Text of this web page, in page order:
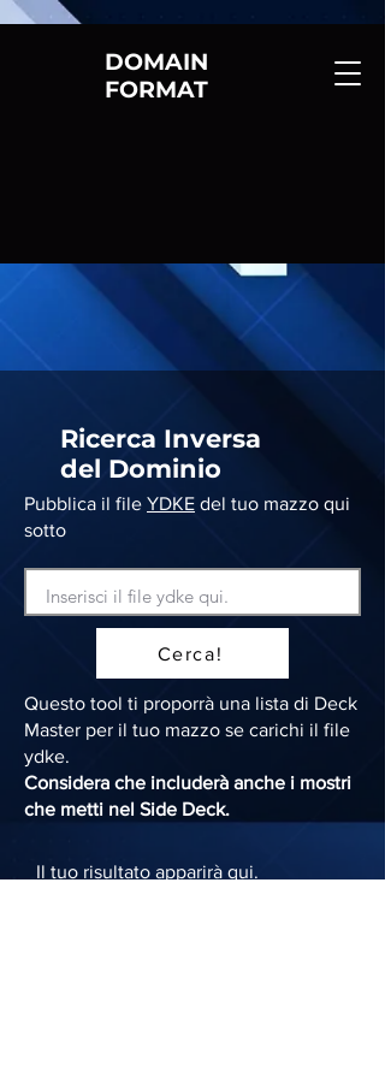
DOMAIN
FORMAT
Ricerca Inversa
del Dominio
Pubblica il file YDKE del tuo mazzo qui
sotto
Cerca!
Questo tool ti proporrà una lista di Deck
Master per il tuo mazzo se carichi il file
ydke.
Considera che includerà anche i mostri
che metti nel Side Deck.
Il tuo risultato apparirà qui.